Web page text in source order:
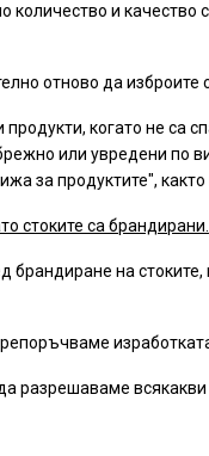
и
отново да изброите
когато не са
или увредени
за продуктите",
стоките са брандирани.
брандиране на
разрешаваме